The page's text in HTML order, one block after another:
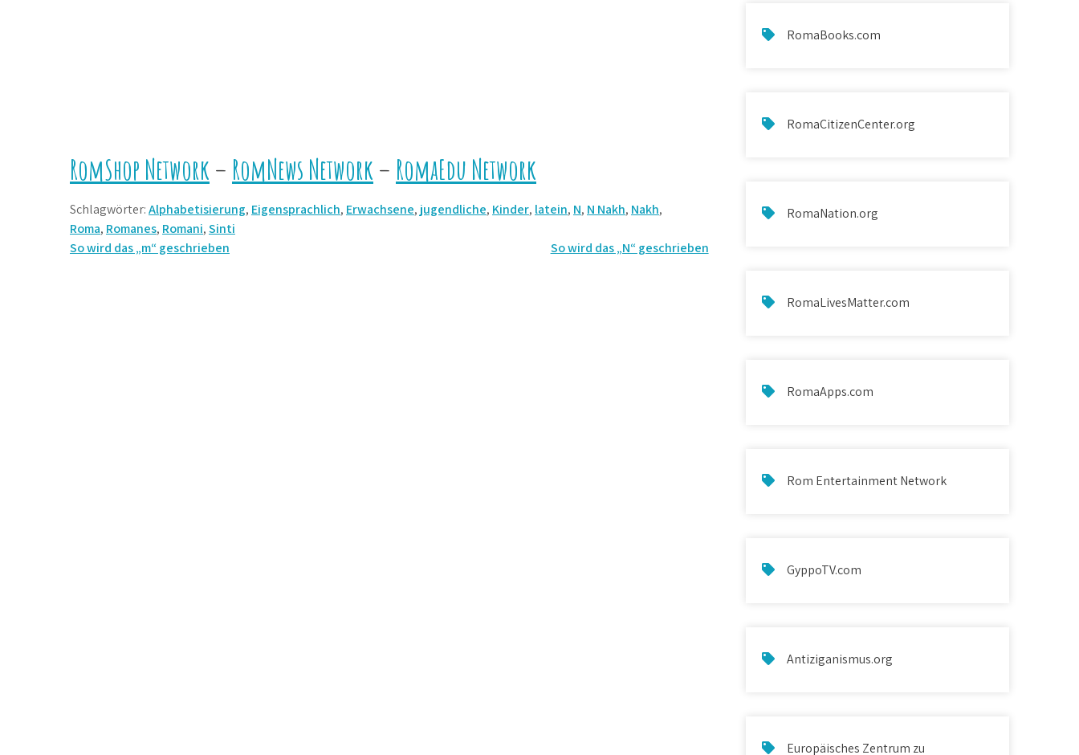
RomShop Network – RomNews Network – RomaEdu Network
Schlagwörter:Alphabetisierung, Eigensprachlich, Erwachsene, jugendliche, Kinder, latein, N, N Nakh, Nakh,
Roma, Romanes, Romani,Sinti
Beitrags-
So wird das „m“ geschrieben So wird das „N“ geschrieben
RomaBooks.com
RomaCitizenCenter.org
RomaNation.org
RomaLivesMatter.com
RomaApps.com
Rom Entertainment Network
GyppoTV.com
Antiziganismus.org
Europäisches Zentrum zu